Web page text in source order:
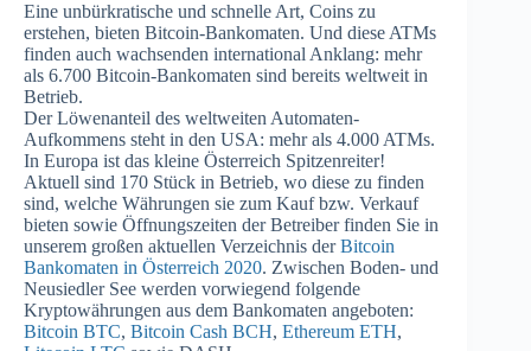
Eine unbürkratische und schnelle Art, Coins zu
erstehen, bieten Bitcoin-Bankomaten. Und diese ATMs
finden auch wachsenden international Anklang: mehr
als 6.700 Bitcoin-Bankomaten sind bereits weltweit in
Betrieb.
Der Löwenanteil des weltweiten Automaten-
Aufkommens steht in den USA: mehr als 4.000 ATMs.
In Europa ist das kleine Österreich Spitzenreiter!
Aktuell sind 170 Stück in Betrieb, wo diese zu finden
sind, welche Währungen sie zum Kauf bzw. Verkauf
bieten sowie Öffnungszeiten der Betreiber finden Sie in
unserem großen aktuellen Verzeichnis derBitcoin
Bankomaten in Österreich 2020. Zwischen Boden- und
Neusiedler See werden vorwiegend folgende
Kryptowährungen aus dem Bankomaten angeboten:
Bitcoin BTC, Bitcoin Cash BCH, Ethereum ETH,